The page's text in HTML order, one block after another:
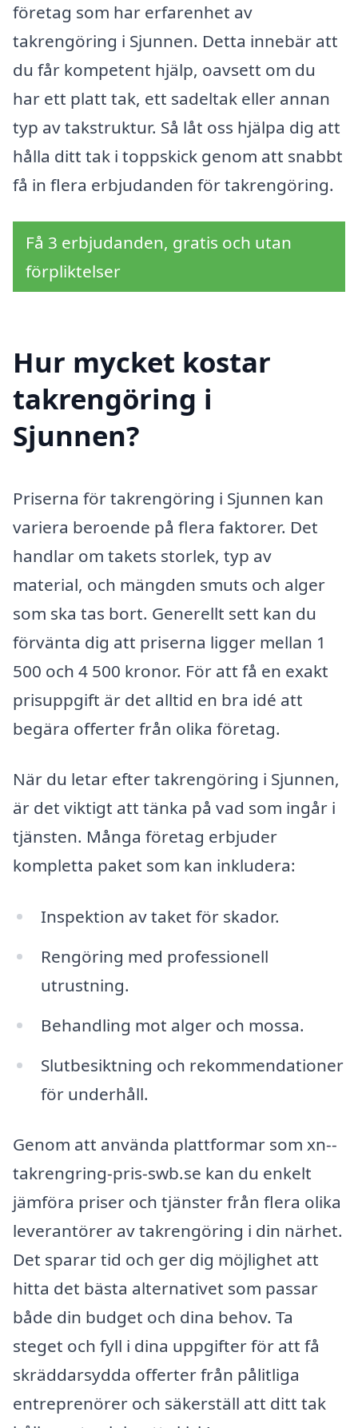
företag som har erfarenhet av
takrengöring i Sjunnen. Detta innebär att
du får kompetent hjälp, oavsett om du
har ett platt tak, ett sadeltak eller annan
typ av takstruktur. Så låt oss hjälpa dig att
hålla ditt tak i toppskick genom att snabbt
få in flera erbjudanden för takrengöring.
Få 3 erbjudanden, gratis och utan
förpliktelser
Hur mycket kostar
takrengöring i
Sjunnen?
Priserna för takrengöring i Sjunnen kan
variera beroende på flera faktorer. Det
handlar om takets storlek, typ av
material, och mängden smuts och alger
som ska tas bort. Generellt sett kan du
förvänta dig att priserna ligger mellan 1
500 och 4 500 kronor. För att få en exakt
prisuppgift är det alltid en bra idé att
begära offerter från olika företag.
När du letar efter takrengöring i Sjunnen,
är det viktigt att tänka på vad som ingår i
tjänsten. Många företag erbjuder
kompletta paket som kan inkludera:
Inspektion av taket för skador.
Rengöring med professionell
utrustning.
Behandling mot alger och mossa.
Slutbesiktning och rekommendationer
för underhåll.
Genom att använda plattformar som xn--
takrengring-pris-swb.se kan du enkelt
jämföra priser och tjänster från flera olika
leverantörer av takrengöring i din närhet.
Det sparar tid och ger dig möjlighet att
hitta det bästa alternativet som passar
både din budget och dina behov. Ta
steget och fyll i dina uppgifter för att få
skräddarsydda offerter från pålitliga
entreprenörer och säkerställ att ditt tak